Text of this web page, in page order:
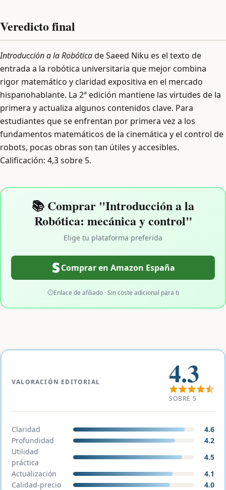
Veredicto final
Introducción a la Robóticade Saeed Niku es el texto de
entrada a la robótica universitaria que mejor combina
rigor matemático y claridad expositiva en el mercado
hispanohablante. La 2ª edición mantiene las virtudes de la
primera y actualiza algunos contenidos clave. Para
estudiantes que se enfrentan por primera vez a los
fundamentos matemáticos de la cinemática y el control de
robots, pocas obras son tan útiles y accesibles.
Calificación: 4,3 sobre 5.
📚 Comprar "Introducción a la
Robótica: mecánica y control"
Elige tu plataforma preferida
Comprar en Amazon España
Enlace de afiliado · Sin coste adicional para ti
VALORACIÓN EDITORIAL 4.3
SOBRE 5
Claridad
4.6
Profundidad
4.2
Utilidad
práctica
4.5
Actualización
4.1
Calidad-precio
4.0